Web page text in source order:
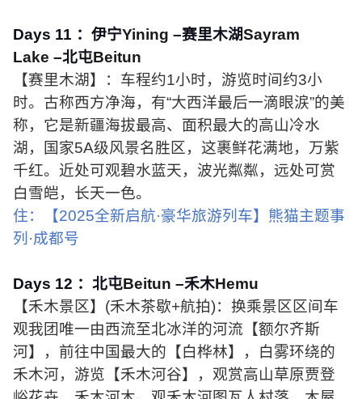
Days 11 ：伊宁Yining –赛里木湖Sayram
Lake –北屯Beitun
【赛里木湖】：车程约1小时，游览时间约3小
时。古称西方净海，有“大西洋最后一滴眼涙”的美
称，它是新疆海拔最高、面积最大的高山冷水
湖，国家5A级风景名胜区，这裹鲜花满地，万紫
千红。近处可观碧水蓝天，波光粼粼，远处可赏
白雪皑，长天一色。
住：【2025全新启航·豪华旅游列车】熊猫主题事
列·成都号
Days 12 ：北屯Beitun –禾木Hemu
【禾木景区】 (禾木茶歇+航拍)：换乘景区区间车
观我团唯一由西流至北冰洋的河流【额尔齐斯
河】，前往中国最大的【白桦林】，白雾环绕的
禾木河，游览【禾木河谷】，观赏高山草原贾登